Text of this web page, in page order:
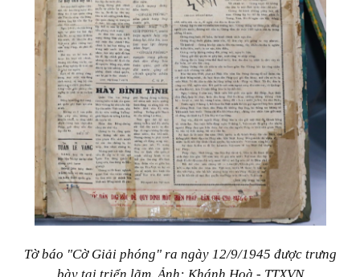
Tờ báo "Cờ Giải phóng" ra ngày 12/9/1945 được trưng